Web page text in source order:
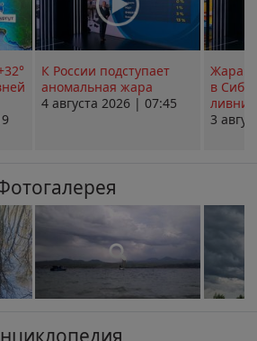
К России подступает
аномальная жара
4 августа 2026 | 07:45
Жара в
в
ливни
3